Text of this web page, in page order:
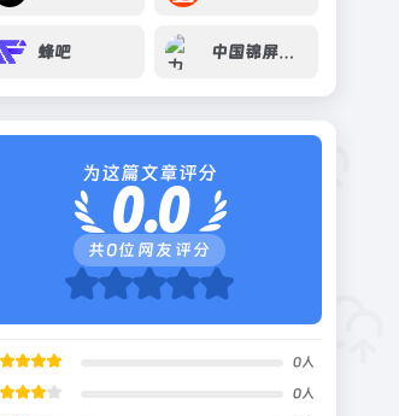
蜂吧 中国锦屏地下实验室
为这篇文章评分
0.0
共0位网友评分
0人
0人